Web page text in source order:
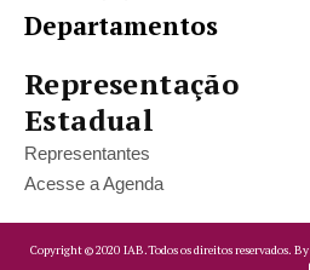
Departamentos
Representação
Estadual
Representantes
Acesse a Agenda
Copyright ©2020 IAB.Todos os direitos reservados. By